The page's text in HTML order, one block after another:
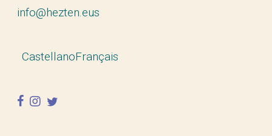
info@hezten.eus
CastellanoFrançais
facebook
instagram
twitter